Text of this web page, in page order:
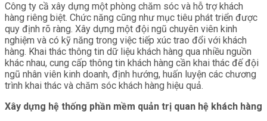
Công ty cầ xây dựng một phòng chăm sóc và hỗ trợ khách
hàng riêng biệt. Chức năng cũng như mục tiêu phát triển được
quy định rõ ràng. Xây dựng một đội ngũ chuyên viên kinh
nghiệm và có kỹ năng trong việc tiếp xúc trao đổi với khách
hàng. Khai thác thông tin dữ liệu khách hàng qua nhiều nguồn
khác nhau, cung cấp thông tin khách hàng cần khai thác đế đội
ngũ nhân viên kinh doanh, định hướng, huấn luyện các chương
trình khai thác và chăm sóc khách hàng hiệu quả.
Xây dựng hệ thống phần mềm quản trị quan hệ khách hàng